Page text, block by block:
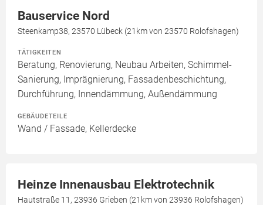
Bauservice Nord
Steenkamp38, 23570 Lübeck (21km von 23570 Rolofshagen)
TÄTIGKEITEN
Beratung, Renovierung, Neubau Arbeiten, Schimmel-
Sanierung, Imprägnierung, Fassadenbeschichtung,
Durchführung, Innendämmung, Außendämmung
GEBÄUDETEILE
Wand / Fassade, Kellerdecke
Heinze Innenausbau Elektrotechnik
Hautstraße 11, 23936 Grieben (21km von 23936 Rolofshagen)